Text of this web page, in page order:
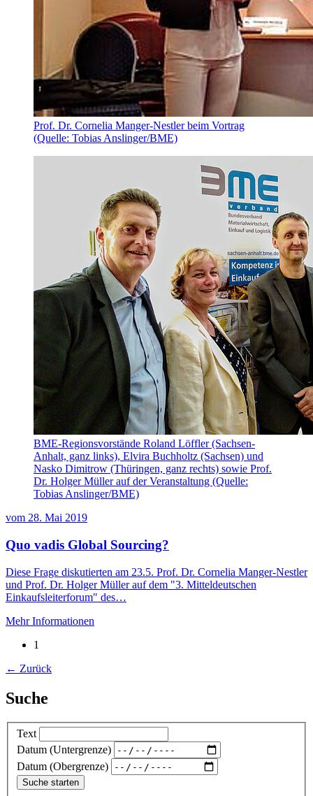
Prof. Dr. Cornelia Manger-Nestler beim Vortrag
(Quelle: Tobias Anslinger/BME)
BME-Regionsvorstände Roland Löffler (Sachsen-
Anhalt, ganz links), Elvira Buchholtz (Sachsen) und
Nasko Dimitrow (Thüringen, ganz rechts) sowie Prof.
Dr. Holger Müller auf der Veranstaltung (Quelle:
Tobias Anslinger/BME)
vom 28. Mai 2019
Quo vadis Global Sourcing?
Diese Frage diskutierten am 23.5. Prof. Dr. Cornelia Manger-Nestler
und Prof. Dr. Holger Müller auf dem "3. Mitteldeutschen
Einkaufsleiterforum" des…
Mehr Informationen
1
← Zurück
Suche
Text
Datum (Untergrenze)
Datum (Obergrenze)